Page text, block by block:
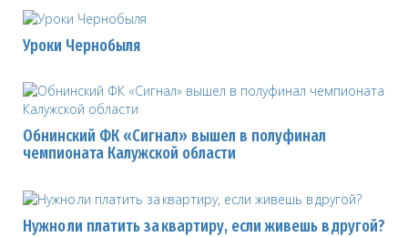
Уроки Чернобыля
Обнинский ФК «Сигнал» вышел в полуфинал
чемпионата Калужской области
Нужно ли платить за квартиру, если живешь в другой?